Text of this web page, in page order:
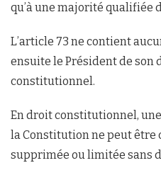
qu’à une majorité qualifiée
L’article 73 ne contient
ensuite le Président de son
constitutionnel.
En droit constitutionnel,
la Constitution ne peut être
supprimée ou limitée sans